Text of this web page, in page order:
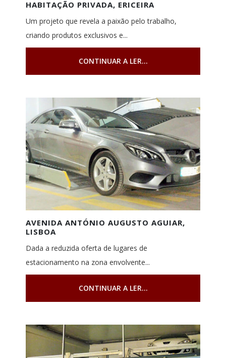
HABITAÇÃO PRIVADA, ERICEIRA
Um projeto que revela a paixão pelo trabalho,
criando produtos exclusivos e...
CONTINUAR A LER...
AVENIDA ANTÓNIO AUGUSTO AGUIAR,
LISBOA
Dada a reduzida oferta de lugares de
estacionamento na zona envolvente...
CONTINUAR A LER...